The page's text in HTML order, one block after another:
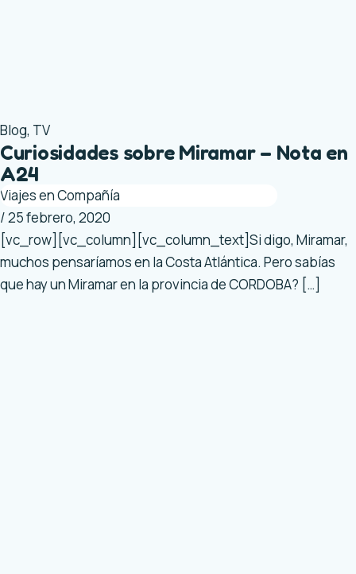
Blog, TV
Curiosidades sobre Miramar – Nota en
A24
Viajes en Compañía
/25 febrero, 2020
[vc_row][vc_column][vc_column_text]Si digo, Miramar,
muchos pensaríamos en la Costa Atlántica. Pero sabías
que hay un Miramar en la provincia de CORDOBA? […]